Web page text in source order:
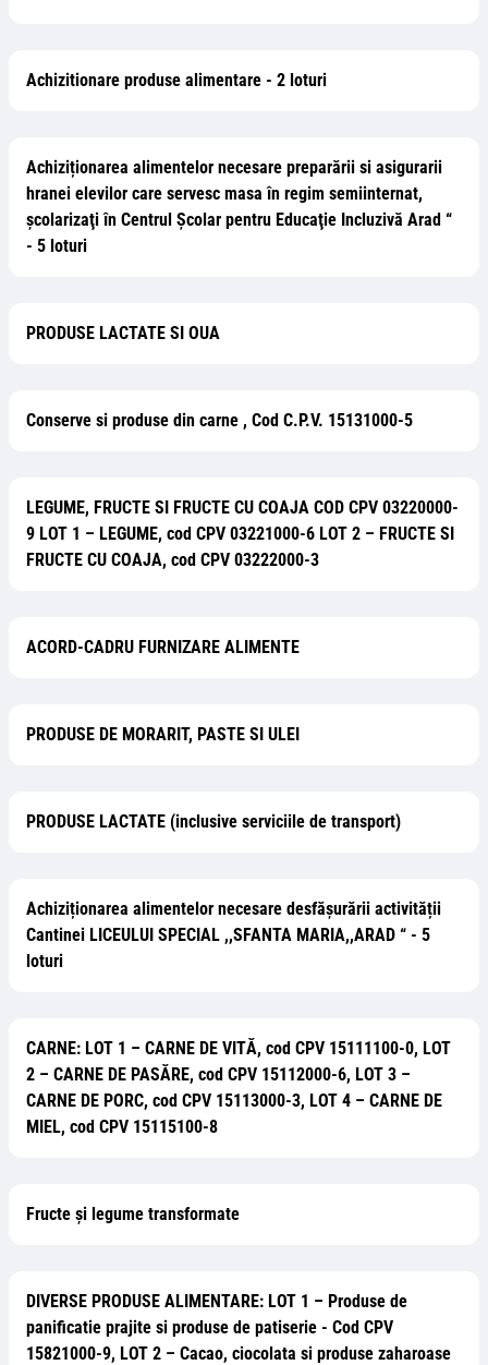
Achizitionare produse alimentare - 2 loturi
Achiziționarea alimentelor necesare preparării si asigurarii
hranei elevilor care servesc masa în regim semiinternat,
şcolarizaţi în Centrul Şcolar pentru Educaţie Incluzivă Arad “
- 5 loturi
PRODUSE LACTATE SI OUA
Conserve si produse din carne , Cod C.P.V. 15131000-5
LEGUME, FRUCTE SI FRUCTE CU COAJA COD CPV 03220000-
9 LOT 1 – LEGUME, cod CPV 03221000-6 LOT 2 – FRUCTE SI
FRUCTE CU COAJA, cod CPV 03222000-3
ACORD-CADRU FURNIZARE ALIMENTE
PRODUSE DE MORARIT, PASTE SI ULEI
PRODUSE LACTATE (inclusive serviciile de transport)
Achiziționarea alimentelor necesare desfășurării activității
Cantinei LICEULUI SPECIAL ,,SFANTA MARIA,,ARAD “ - 5
loturi
CARNE: LOT 1 – CARNE DE VITĂ, cod CPV 15111100-0, LOT
2 – CARNE DE PASĂRE, cod CPV 15112000-6, LOT 3 –
CARNE DE PORC, cod CPV 15113000-3, LOT 4 – CARNE DE
MIEL, cod CPV 15115100-8
Fructe şi legume transformate
DIVERSE PRODUSE ALIMENTARE: LOT 1 – Produse de
panificatie prajite si produse de patiserie - Cod CPV
15821000-9, LOT 2 – Cacao, ciocolata si produse zaharoase